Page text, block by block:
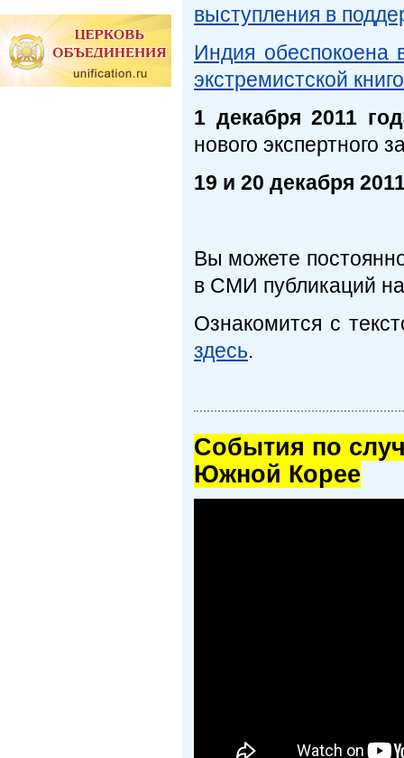
выступления в
Индия обеспокоена
экстремистской
1 декабря 2011
нового экспертного
19 и 20 декабря
Вы можете
в СМИ публикаций
Ознакомится с
здесь.
Cобытия по
Южной Корее